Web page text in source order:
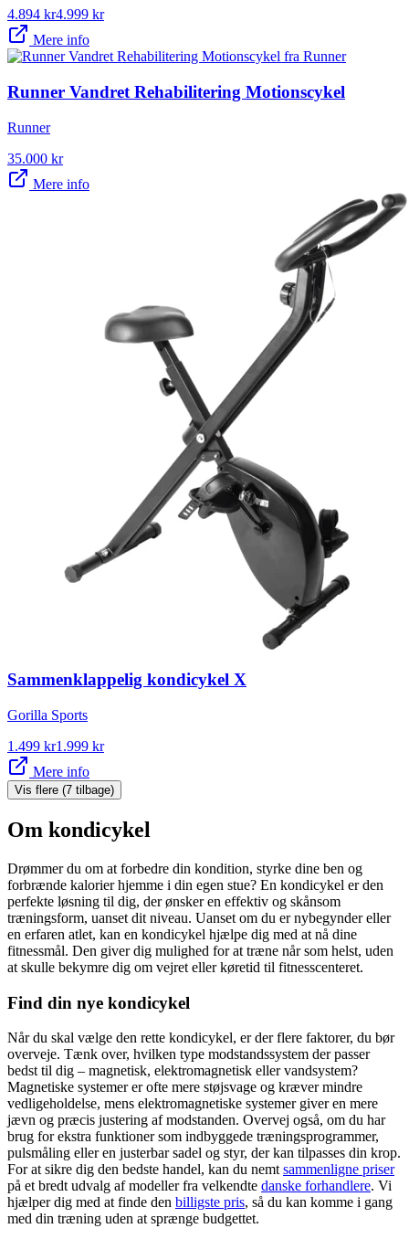
4.894 kr4.999 kr
Mere info
Runner Vandret Rehabilitering Motionscykel
Runner
35.000 kr
Mere info
Sammenklappelig kondicykel X
Gorilla Sports
1.499 kr1.999 kr
Mere info
Vis flere (7 tilbage)
Om kondicykel
Drømmer du om at forbedre din kondition, styrke dine ben og
forbrænde kalorier hjemme i din egen stue? En kondicykel er den
perfekte løsning til dig, der ønsker en effektiv og skånsom
træningsform, uanset dit niveau. Uanset om du er nybegynder eller
en erfaren atlet, kan en kondicykel hjælpe dig med at nå dine
fitnessmål. Den giver dig mulighed for at træne når som helst, uden
at skulle bekymre dig om vejret eller køretid til fitnesscenteret.
Find din nye kondicykel
Når du skal vælge den rette kondicykel, er der flere faktorer, du bør
overveje. Tænk over, hvilken type modstandssystem der passer
bedst til dig – magnetisk, elektromagnetisk eller vandsystem?
Magnetiske systemer er ofte mere støjsvage og kræver mindre
vedligeholdelse, mens elektromagnetiske systemer giver en mere
jævn og præcis justering af modstanden. Overvej også, om du har
brug for ekstra funktioner som indbyggede træningsprogrammer,
pulsmåling eller en justerbar sadel og styr, der kan tilpasses din krop.
For at sikre dig den bedste handel, kan du nemt sammenligne priser
på et bredt udvalg af modeller fra velkendte danske forhandlere. Vi
hjælper dig med at finde den billigste pris, så du kan komme i gang
med din træning uden at sprænge budgettet.